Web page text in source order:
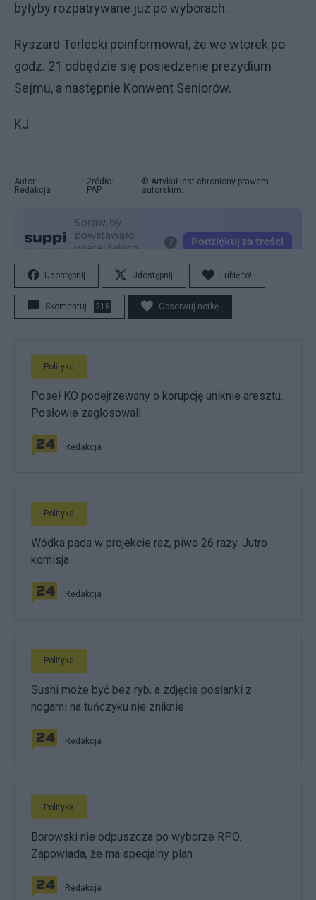
byłyby rozpatrywane już po wyborach.
Ryszard Terlecki poinformował, że we wtorek po
godz. 21 odbędzie się posiedzenie prezydium
Sejmu, a następnie Konwent Seniorów.
KJ
Autor:
Redakcja
Źródło:
PAP
© Artykuł jest chroniony prawem
autorskim.
Udostępnij Udostępnij Lubię to!
Skomentuj 218 Obserwuj notkę
Polityka
Poseł KO podejrzewany o korupcję uniknie aresztu.
Posłowie zagłosowali
Redakcja
Polityka
Wódka pada w projekcie raz, piwo 26 razy. Jutro
komisja
Redakcja
Polityka
Sushi może być bez ryb, a zdjęcie posłanki z
nogami na tuńczyku nie zniknie
Redakcja
Polityka
Borowski nie odpuszcza po wyborze RPO.
Zapowiada, że ma specjalny plan
Redakcja